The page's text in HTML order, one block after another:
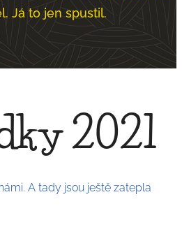
Já to jen spustil.
2021
A tady jsou ještě zatepla